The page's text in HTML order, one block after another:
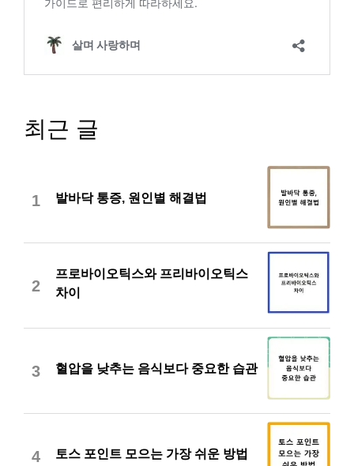
최근 글
1 발바닥 통증, 원인별 해결법
2
프로바이오틱스와 프리바이오틱스
차이
3 혈압을 낮추는 음식보다 중요한 습관
4 토스 포인트 모으는 가장 쉬운 방법